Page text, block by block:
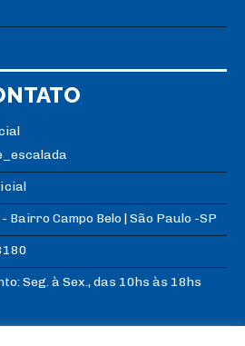
Bairro Campo Belo | São Paulo -SP
Seg. à Sex., das 10hs às 18hs